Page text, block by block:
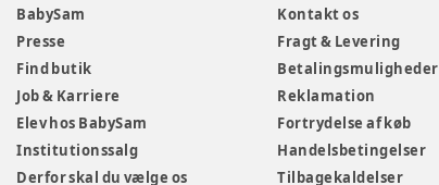
BabySam
Presse
Find butik
Job & Karriere
Elev hos BabySam
Institutionssalg
Derfor skal du vælge os
Kontakt os
Fragt & Levering
Betalingsmuligheder
Reklamation
Fortrydelse af køb
Handelsbetingelser
Tilbagekaldelser